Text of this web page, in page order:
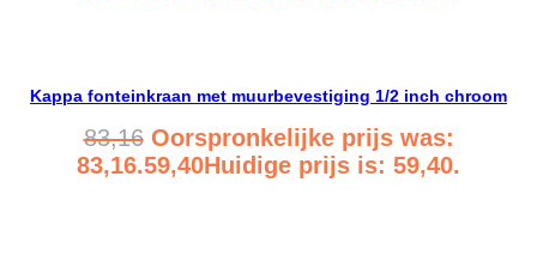
Kappa fonteinkraan met muurbevestiging 1/2 inch chroom
83,16 Oorspronkelijke prijs was:
83,16.59,40Huidige prijs is: 59,40.